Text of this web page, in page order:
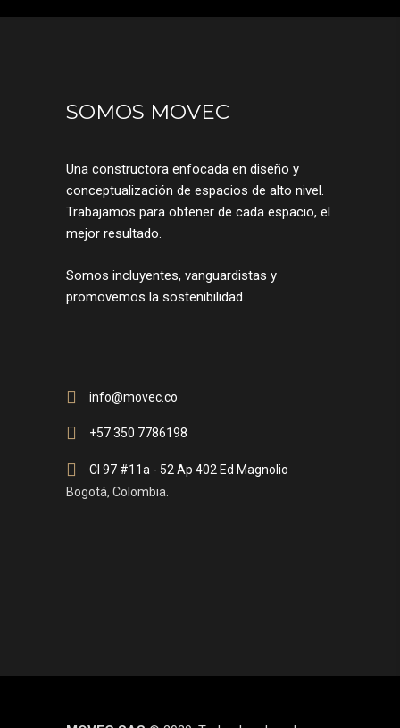
SOMOS MOVEC
Una constructora enfocada en diseño y
conceptualización de espacios de alto nivel.
Trabajamos para obtener de cada espacio, el
mejor resultado.
Somos incluyentes, vanguardistas y
promovemos la sostenibilidad.
info@movec.co
+57 350 7786198
Cl 97 #11a - 52 Ap 402 Ed Magnolio
Bogotá, Colombia.